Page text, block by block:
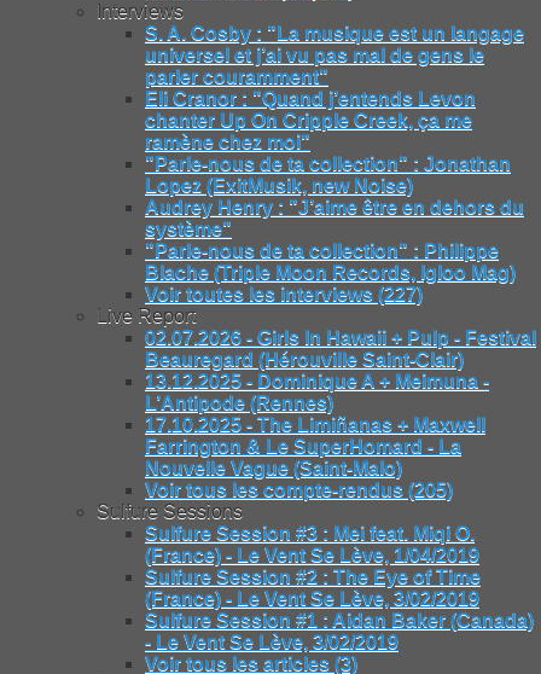
Interviews
S. A. Cosby : "La musique est un langage
universel et j’ai vu pas mal de gens le
parler couramment"
Eli Cranor : "Quand j’entends Levon
chanter Up On Cripple Creek, ça me
ramène chez moi"
"Parle-nous de ta collection" : Jonathan
Lopez (ExitMusik, new Noise)
Audrey Henry : "J’aime être en dehors du
système"
"Parle-nous de ta collection" : Philippe
Blache (Triple Moon Records, Igloo Mag)
Voir toutes les interviews (227)
Live Report
02.07.2026 - Girls In Hawaii + Pulp - Festival
Beauregard (Hérouville Saint-Clair)
13.12.2025 - Dominique A + Meimuna -
L’Antipode (Rennes)
17.10.2025 - The Limiñanas + Maxwell
Farrington & Le SuperHomard - La
Nouvelle Vague (Saint-Malo)
Voir tous les compte-rendus (205)
Sulfure Sessions
Sulfure Session #3 : Mei feat. Miqi O.
(France) - Le Vent Se Lève, 1/04/2019
Sulfure Session #2 : The Eye of Time
(France) - Le Vent Se Lève, 3/02/2019
Sulfure Session #1 : Aidan Baker (Canada)
- Le Vent Se Lève, 3/02/2019
Voir tous les articles (3)